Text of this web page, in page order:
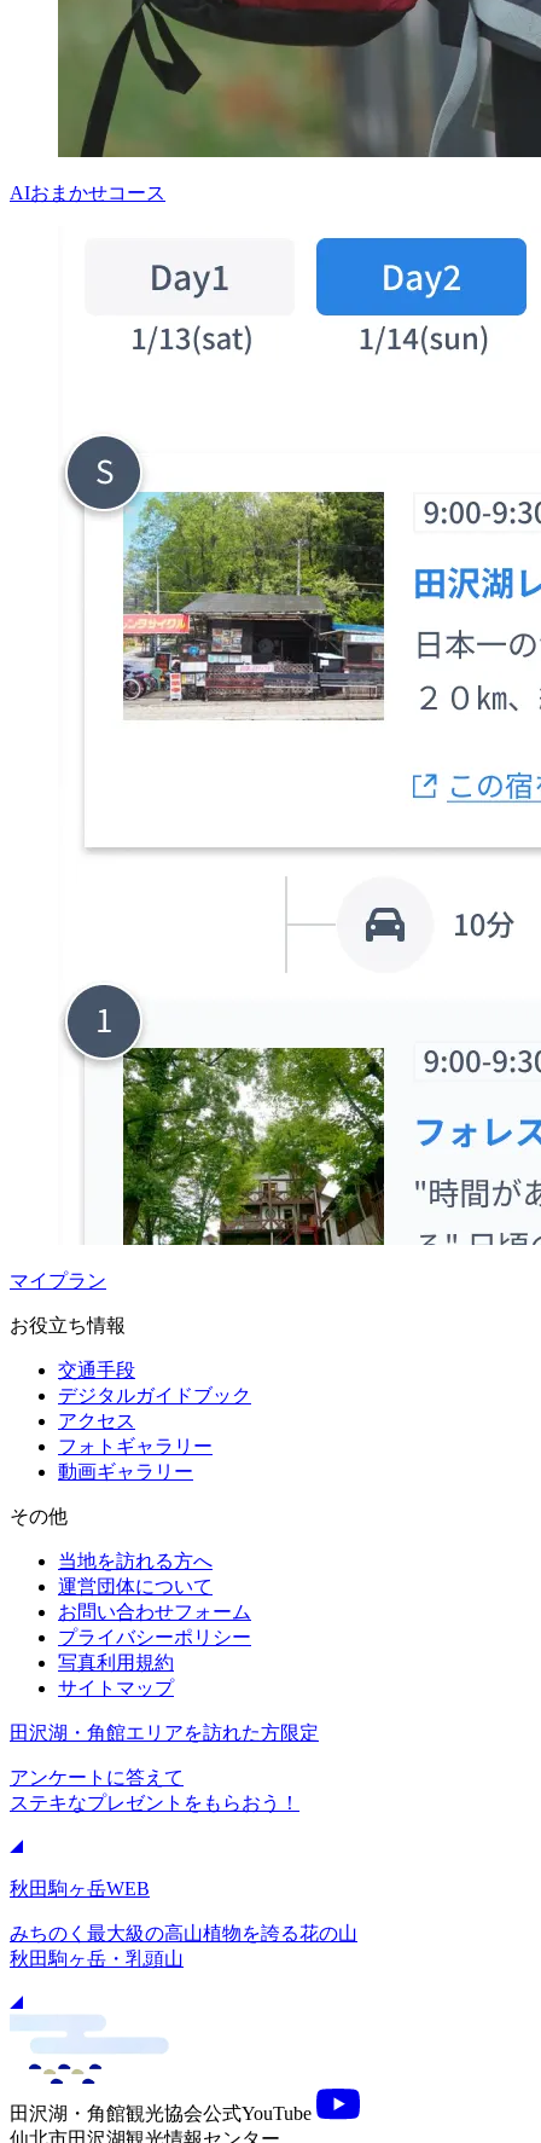
AIおまかせコース
マイプラン
お役立ち情報
交通手段
デジタルガイドブック
アクセス
フォトギャラリー
動画ギャラリー
その他
当地を訪れる方へ
運営団体について
お問い合わせフォーム
プライバシーポリシー
写真利用規約
サイトマップ
田沢湖・角館エリアを訪れた方限定
アンケートに答えて
ステキなプレゼントをもらおう！
秋田駒ヶ岳WEB
みちのく最大級の高山植物を誇る花の山
秋田駒ヶ岳・乳頭山
田沢湖・角館観光協会公式YouTube
仙北市田沢湖観光情報センター